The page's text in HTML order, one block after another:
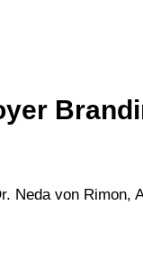
Neda von Rimon,